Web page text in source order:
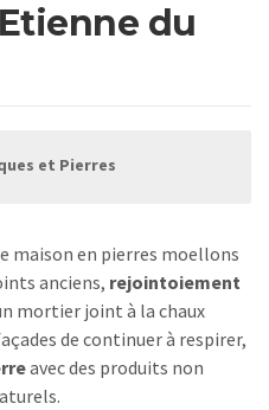
du
et Pierres
maison en pierres moellons
anciens, rejointoiement
mortier joint à la chaux
de continuer à respirer,
avec des produits non